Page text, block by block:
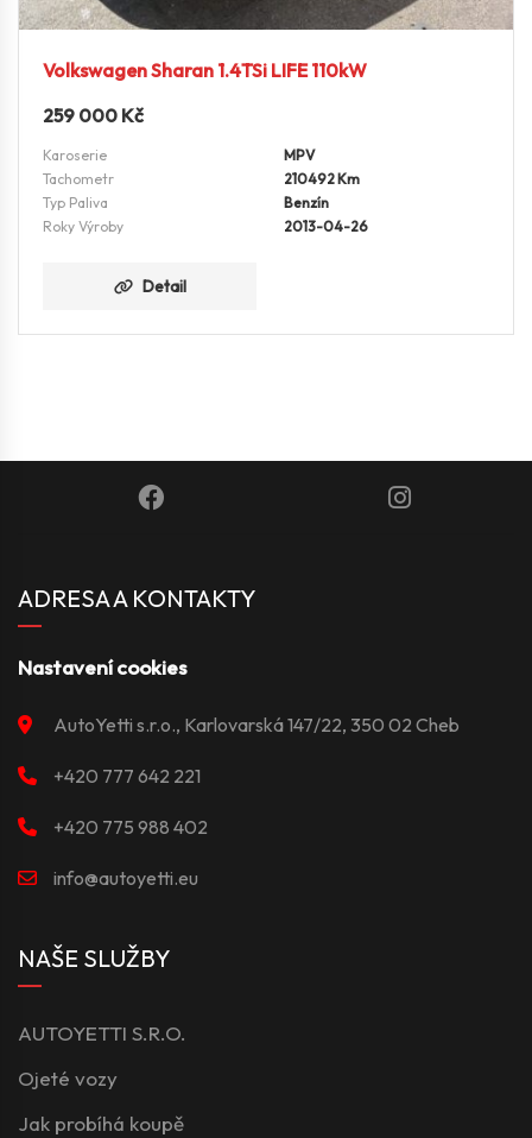
Volkswagen Sharan 1.4TSi LIFE 110kW
259 000 Kč
Karoserie
MPV
Tachometr
210492 Km
Typ Paliva
Benzín
Roky Výroby
2013-04-26
Detail
ADRESA A KONTAKTY
Nastavení cookies
AutoYetti s.r.o., Karlovarská 147/22, 350 02 Cheb
+420 777 642 221
+420 775 988 402
info@autoyetti.eu
NAŠE SLUŽBY
AUTOYETTI S.R.O.
Ojeté vozy
Jak probíhá koupě